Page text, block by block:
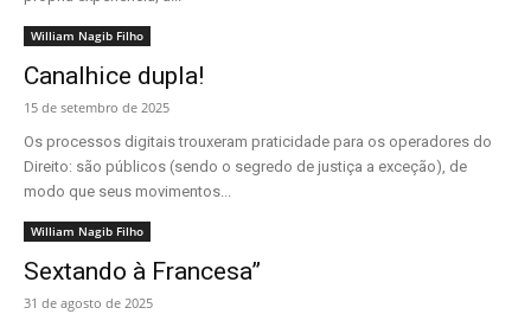
William Nagib Filho
Canalhice dupla!
15 de setembro de 2025
Os processos digitais trouxeram praticidade para os operadores do
Direito: são públicos (sendo o segredo de justiça a exceção), de
modo que seus movimentos...
William Nagib Filho
Sextando à Francesa”
31 de agosto de 2025